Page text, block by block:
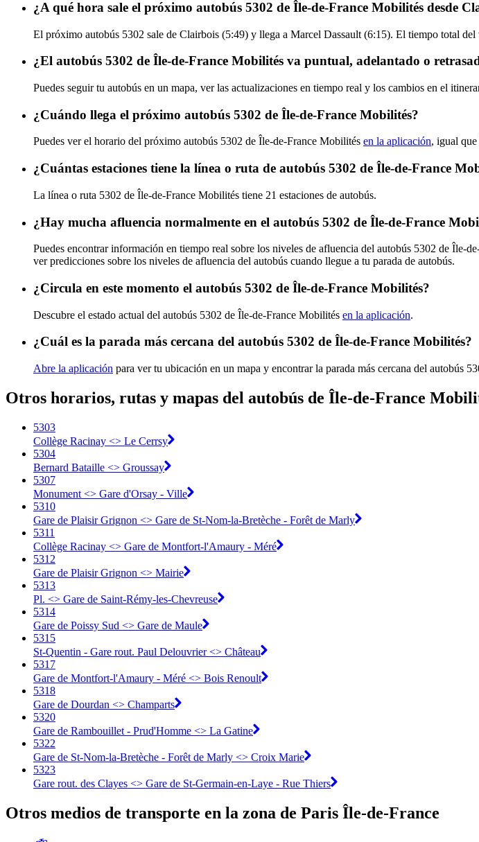
¿A qué hora sale el próximo autobús 5302 de Île-de-France Mobilités desde
El próximo autobús 5302 sale de Clairbois (5:49) y llega a Marcel Dassault (6:15). El tiempo total
¿El autobús 5302 de Île-de-France Mobilités va puntual, adelantado o
Puedes seguir tu autobús en un mapa, ver las actualizaciones en tiempo real y los cambios en el
¿Cuándo llega el próximo autobús 5302 de Île-de-France Mobilités?
Puedes ver el horario del próximo autobús 5302 de Île-de-France Mobilités en la aplicación, igual
¿Cuántas estaciones tiene la línea o ruta de autobús 5302 de Île-de-France
La línea o ruta 5302 de Île-de-France Mobilités tiene 21 estaciones de autobús.
¿Hay mucha afluencia normalmente en el autobús 5302 de Île-de-France
Puedes encontrar información en tiempo real sobre los niveles de afluencia del autobús 5302 de Île-
ver predicciones sobre los niveles de afluencia del autobús cuando llegue a tu parada de autobús.
¿Circula en este momento el autobús 5302 de Île-de-France Mobilités?
Descubre el estado actual del autobús 5302 de Île-de-France Mobilités en la aplicación.
¿Cuál es la parada más cercana del autobús 5302 de Île-de-France Mobilités?
Abre la aplicación para ver tu ubicación en un mapa y encontrar la parada más cercana del autobús
Otros horarios, rutas y mapas del autobús de Île-de-France
5303
Collège Racinay <> Le Cerrsy
5304
Bernard Bataille <> Groussay
5307
Monument <> Gare d'Orsay - Ville
5310
Gare de Plaisir Grignon <> Gare de St-Nom-la-Bretèche - Forêt de Marly
5311
Collège Racinay <> Gare de Montfort-l'Amaury - Méré
5312
Gare de Plaisir Grignon <> Mairie
5313
Pl. <> Gare de Saint-Rémy-les-Chevreuse
5314
Gare de Poissy Sud <> Gare de Maule
5315
St-Quentin - Gare rout. Paul Delouvrier <> Château
5317
Gare de Montfort-l'Amaury - Méré <> Bois Renoult
5318
Gare de Dourdan <> Champarts
5320
Gare de Rambouillet - Prud'Homme <> La Gatine
5322
Gare de St-Nom-la-Bretèche - Forêt de Marly <> Croix Marie
5323
Gare rout. des Clayes <> Gare de St-Germain-en-Laye - Rue Thiers
Otros medios de transporte en la zona de Paris Île-de-France